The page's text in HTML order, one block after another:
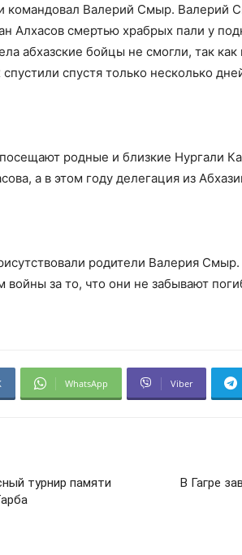
командовал Валерий Смыр. Валерий
Алхасов смертью храбрых пали у
абхазские бойцы не смогли, так
спустя только несколько
родные и близкие Нургали
а в этом году делегация из
родители Валерия
войны за то, что они не забывают
WhatsApp Viber
турнир памяти
В Гагре